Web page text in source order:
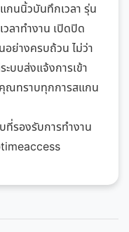
นนิ้วบันทึกเวลา รุ่น
ลาทำงาน เปิดปิด
ย่างครบถ้วน ไม่ว่า
บบส่งแจ้งการเข้า
ณทราบทุกการสแกน
ที่รองรับการทำงาน